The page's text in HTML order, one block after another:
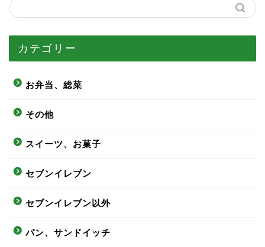
カテゴリー
お弁当、総菜
その他
スイーツ、お菓子
セブンイレブン
セブンイレブン以外
パン、サンドイッチ